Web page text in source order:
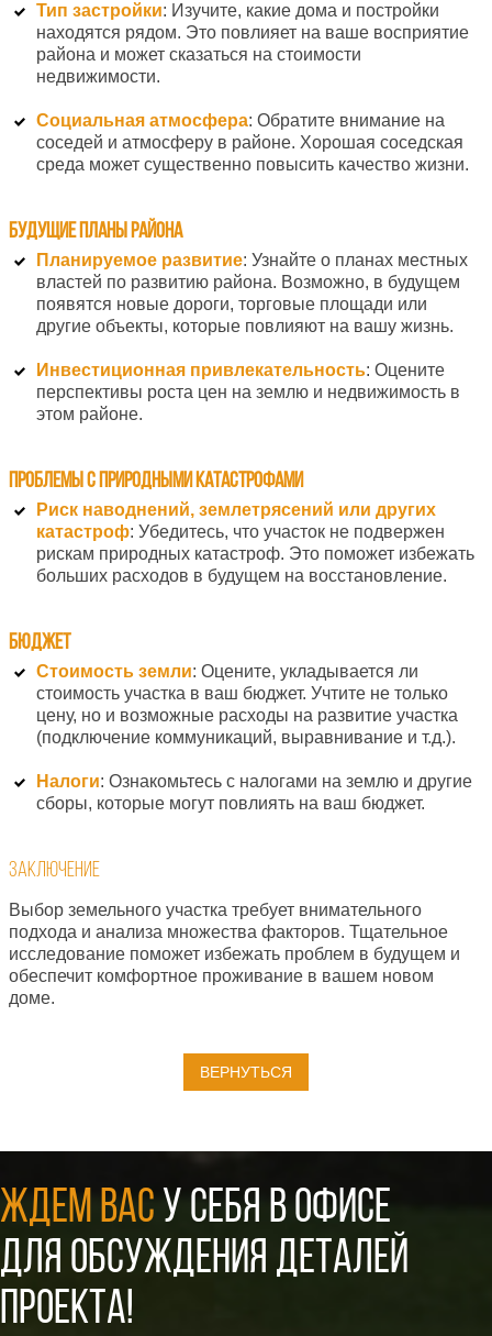
Тип застройки: Изучите, какие дома и постройки
находятся рядом. Это повлияет на ваше восприятие
района и может сказаться на стоимости
недвижимости.
Социальная атмосфера: Обратите внимание на
соседей и атмосферу в районе. Хорошая соседская
среда может существенно повысить качество жизни.
Будущие планы района
Планируемое развитие: Узнайте о планах местных
властей по развитию района. Возможно, в будущем
появятся новые дороги, торговые площади или
другие объекты, которые повлияют на вашу жизнь.
Инвестиционная привлекательность: Оцените
перспективы роста цен на землю и недвижимость в
этом районе.
Проблемы с природными катастрофами
Риск наводнений, землетрясений или других
катастроф: Убедитесь, что участок не подвержен
рискам природных катастроф. Это поможет избежать
больших расходов в будущем на восстановление.
Бюджет
Стоимость земли: Оцените, укладывается ли
стоимость участка в ваш бюджет. Учтите не только
цену, но и возможные расходы на развитие участка
(подключение коммуникаций, выравнивание и т.д.).
Налоги: Ознакомьтесь с налогами на землю и другие
сборы, которые могут повлиять на ваш бюджет.
Заключение
Выбор земельного участка требует внимательного
подхода и анализа множества факторов. Тщательное
исследование поможет избежать проблем в будущем и
обеспечит комфортное проживание в вашем новом
доме.
ВЕРНУТЬСЯ
ЖДЕМ ВАС У СЕБЯ В ОФИСЕ
ДЛЯ ОБСУЖДЕНИЯ ДЕТАЛЕЙ
ПРОЕКТА!